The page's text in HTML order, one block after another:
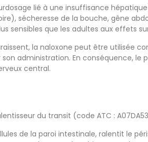
lié à une insuffisance
sécheresse de la bouche, gêne
sensibles que les adultes aux effets
la naloxone peut être utilisée
administration. En conséquence,
central.
du transit (code ATC :
de la paroi intestinale, ralentit le